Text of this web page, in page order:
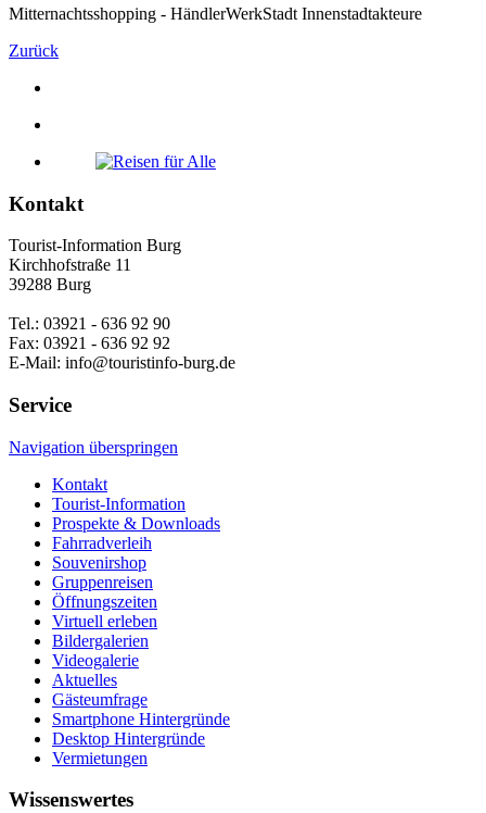
Mitternachtsshopping - HändlerWerkStadt Innenstadtakteure
Zurück
Kontakt
Tourist-Information Burg
Kirchhofstraße 11
39288 Burg
Tel.: 03921 - 636 92 90
Fax: 03921 - 636 92 92
E-Mail: info@touristinfo-burg.de
Service
Navigation überspringen
Kontakt
Tourist-Information
Prospekte & Downloads
Fahrradverleih
Souvenirshop
Gruppenreisen
Öffnungszeiten
Virtuell erleben
Bildergalerien
Videogalerie
Aktuelles
Gästeumfrage
Smartphone Hintergründe
Desktop Hintergründe
Vermietungen
Wissenswertes